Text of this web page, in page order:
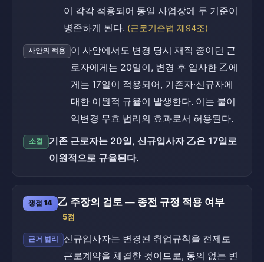
이 각각 적용되어 동일 사업장에 두 기준이
병존하게 된다. (근로기준법 제94조)
사안의 적용
이 사안에서도 변경 당시 재직 중이던 근
로자에게는 20일이, 변경 후 입사한 乙에
게는 17일이 적용되어, 기존자·신규자에
대한 이원적 규율이 발생한다. 이는 불이
익변경 무효 법리의 효과로서 허용된다.
소결
기존 근로자는 20일, 신규입사자 乙은 17일로
이원적으로 규율된다.
쟁점 14 乙 주장의 검토 — 종전 규정 적용 여부
5점
근거 법리
신규입사자는 변경된 취업규칙을 전제로
근로계약을 체결한 것이므로, 동의 없는 변